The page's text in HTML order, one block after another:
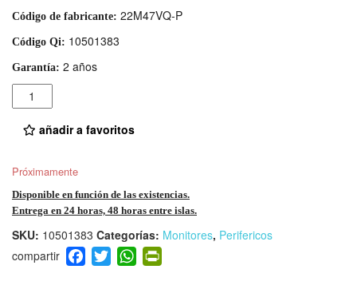
Código de fabricante: 22M47VQ-P
Código Qi: 10501383
Garantía: 2 años
Cantidad
añadir a favoritos
Próximamente
Disponible en función de las existencias.
Entrega en 24 horas, 48 horas entre islas.
SKU: 10501383 Categorías: Monitores, Perifericos
F
a
T
wi
W
h